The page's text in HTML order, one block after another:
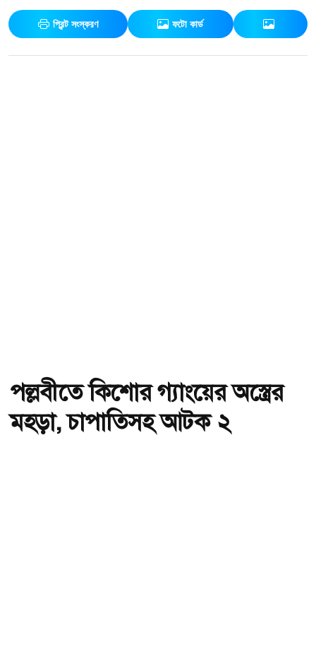
প্রিন্ট সংস্করণ ফটো কার্ড
পল্লবীতে কিশোর গ্যাংয়ের অস্ত্রের
মহড়া, চাপাতিসহ আটক ২